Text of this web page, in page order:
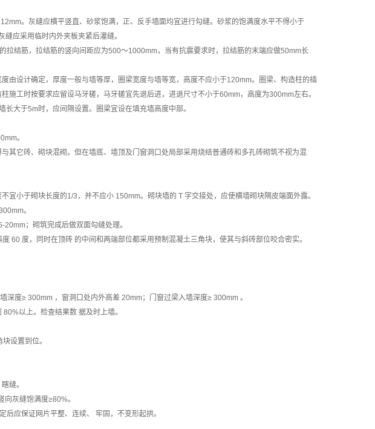
。灰缝应横平竖直、砂浆饱满，正、反手墙面均宜进行勾缝。砂浆的饱满度水平不得小于
应采用临时内外夹板夹紧后灌缝。
拉结筋，拉结筋的竖向间距应为500～1000mm，当有抗震要求时，拉结筋的末端应做50mm长
由设计确定，厚度一般与墙等厚，圈梁宽度与墙等宽，高度不应小于120mm。圈梁、构造柱的插
施工时按要求应留设马牙槎，马牙槎宜先退后进，进退尺寸不小于60mm，高度为300mm左右。
大于5m时，应间隔设置。圈梁宜设在填充墙高度中部。
。
其它砖、砌块混砌。但在墙底、墙顶及门窗洞口处局部采用烧结普通砖和多孔砖砌筑不视为混
宜小于砌块长度的1/3，并不应小 150mm。砌块墙的 T 字交接处，应使横墙砌块隔皮端面外露。
。
；砌筑完成后做双面勾缝处理。
60 度，同时在顶砖 的中间和两端部位都采用预制混凝土三角块，使其与斜砖部位咬合密实。
度≥ 300mm ，窗洞口处内外高差 20mm；门窗过梁入墙深度≥ 300mm 。
以上。检查结果数 据及时上墙。
设置到位。
缝。
向灰缝饱满度≥80%。
应保证网片平整、连续、 牢固，不变形起拱。